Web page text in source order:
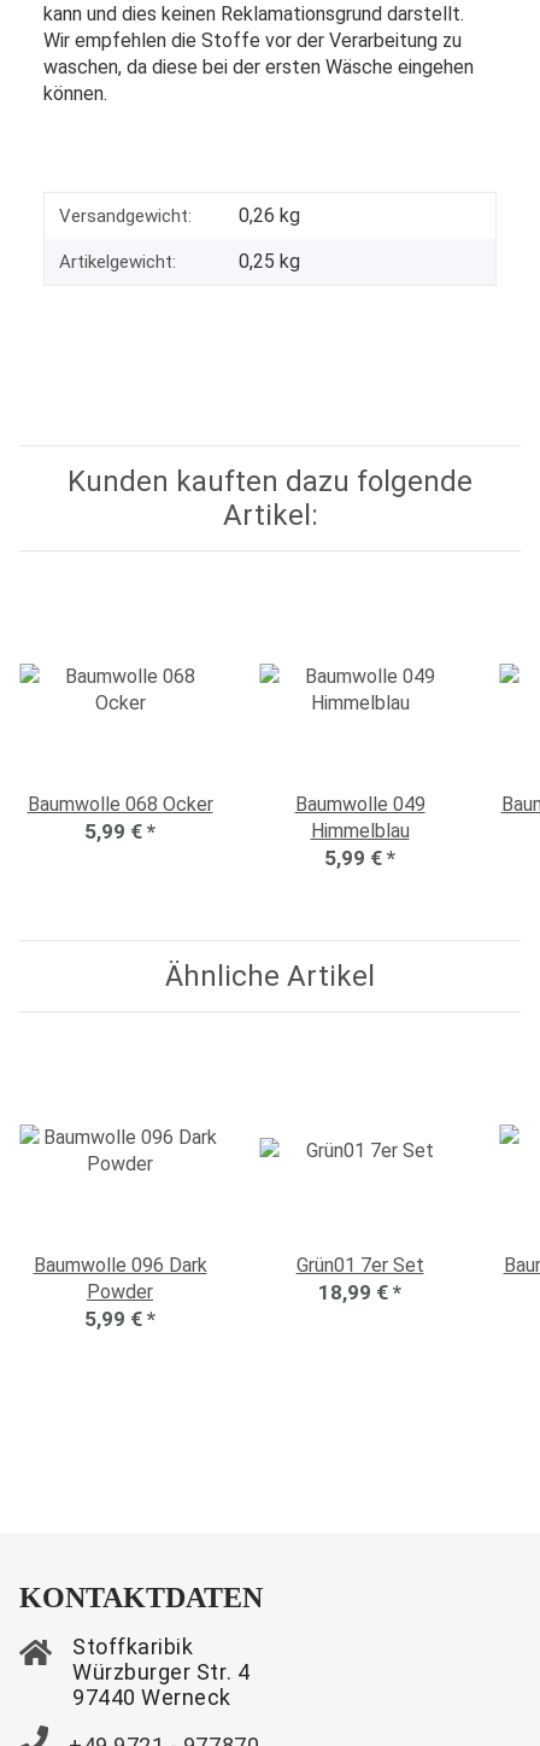
kann und dies keinen Reklamationsgrund darstellt.
Wir empfehlen die Stoffe vor der Verarbeitung zu
waschen, da diese bei der ersten Wäsche eingehen
können.
Versandgewicht: 0,26 kg
Artikelgewicht: 0,25 kg
Kunden kauften dazu folgende
Artikel:
Baumwolle 068 Ocker
5,99 € *
Baumwolle 049
Himmelblau
5,99 € *
Ähnliche Artikel
Baumwolle 096 Dark
Powder
5,99 € *
Grün01 7er Set
18,99 € *
KONTAKTDATEN
Stoffkaribik
Würzburger Str. 4
97440 Werneck